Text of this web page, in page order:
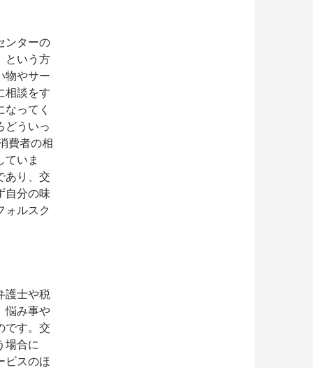
ンターの
という方
物やサー
相談をす
ってく
どういっ
費者の相
ていま
あり、交
自分の味
ォルスク
護士や税
悩み事や
です。交
場合に
ビスのほ